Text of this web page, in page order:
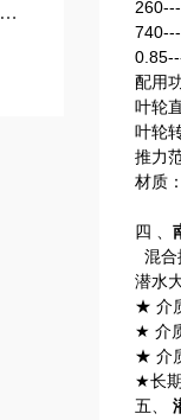
配用
叶轮
叶轮
推力
材质
四 、
混合
潜水
★ 介
★ 介
★ 介
★长
五、